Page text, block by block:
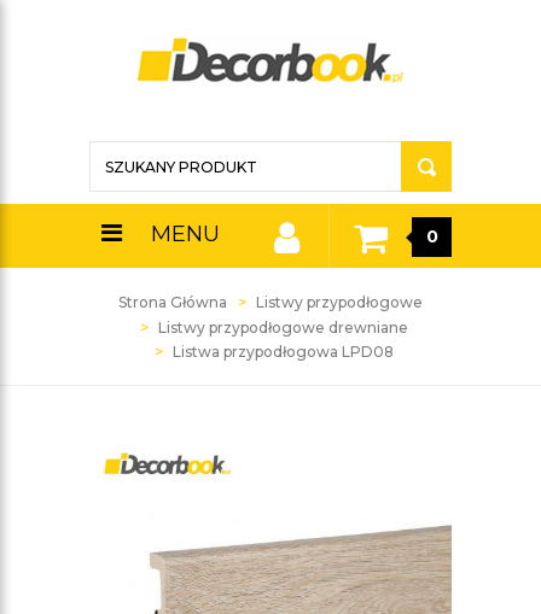
MENU 0
Strona Główna
Listwy przypodłogowe
Listwy przypodłogowe drewniane
Listwa przypodłogowa LPD08